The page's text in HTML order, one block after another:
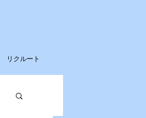
リクルート